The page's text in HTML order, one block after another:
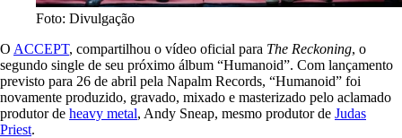
Foto: Divulgação
O ACCEPT, compartilhou o vídeo oficial para The Reckoning, o
segundo single de seu próximo álbum “Humanoid”. Com lançamento
previsto para 26 de abril pela Napalm Records, “Humanoid” foi
novamente produzido, gravado, mixado e masterizado pelo aclamado
produtor de heavy metal, Andy Sneap, mesmo produtor de Judas
Priest.